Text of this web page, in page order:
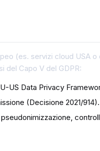
(es. servizi cloud USA o
del Capo V del GDPR:
US Data Privacy
(Decisione 2021/914).